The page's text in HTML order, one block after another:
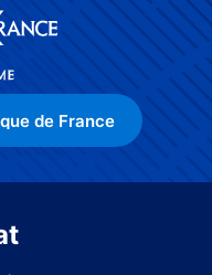
de France